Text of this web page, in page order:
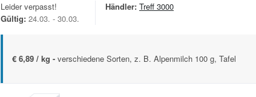
Leider verpasst!
Gültig: 24.03. - 30.03.
Händler: Treff 3000
€ 6,89 / kg - verschiedene Sorten, z. B. Alpenmilch 100 g, Tafel